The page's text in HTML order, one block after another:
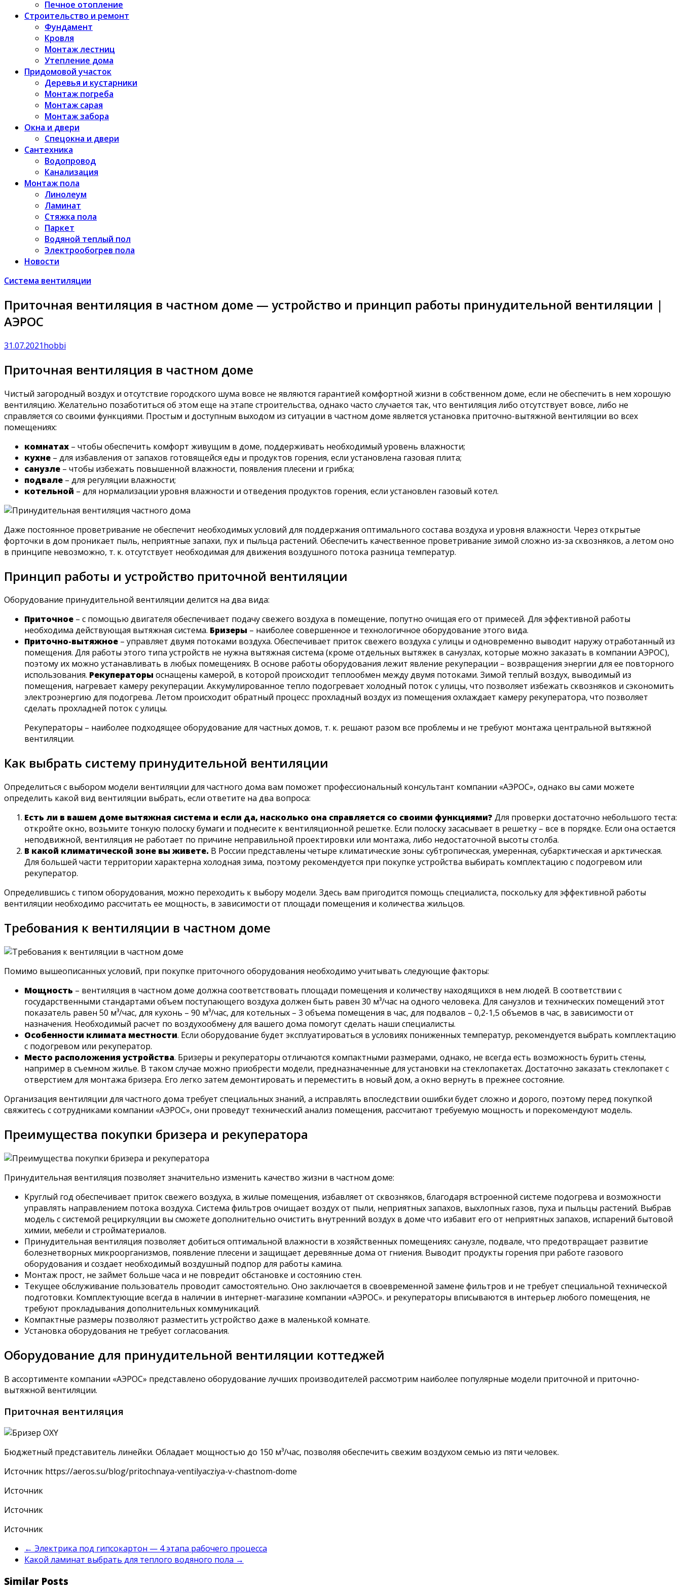
Печное отопление
Строительство и ремонт
Фундамент
Кровля
Монтаж лестниц
Утепление дома
Придомовой участок
Деревья и кустарники
Монтаж погреба
Монтаж сарая
Монтаж забора
Окна и двери
Спецокна и двери
Сантехника
Водопровод
Канализация
Монтаж пола
Линолеум
Ламинат
Стяжка пола
Паркет
Водяной теплый пол
Электрообогрев пола
Новости
Система вентиляции
Приточная вентиляция в частном доме — устройство и принцип работы принудительной вентиляции |
АЭРОС
31.07.2021hobbi
Приточная вентиляция в частном доме
Чистый загородный воздух и отсутствие городского шума вовсе не являются гарантией комфортной жизни в собственном доме, если не обеспечить в нем хорошую
вентиляцию. Желательно позаботиться об этом еще на этапе строительства, однако часто случается так, что вентиляция либо отсутствует вовсе, либо не
справляется со своими функциями. Простым и доступным выходом из ситуации в частном доме является установка приточно-вытяжной вентиляции во всех
помещениях:
комнатах – чтобы обеспечить комфорт живущим в доме, поддерживать необходимый уровень влажности;
кухне – для избавления от запахов готовящейся еды и продуктов горения, если установлена газовая плита;
санузле – чтобы избежать повышенной влажности, появления плесени и грибка;
подвале – для регуляции влажности;
котельной – для нормализации уровня влажности и отведения продуктов горения, если установлен газовый котел.
Даже постоянное проветривание не обеспечит необходимых условий для поддержания оптимального состава воздуха и уровня влажности. Через открытые
форточки в дом проникает пыль, неприятные запахи, пух и пыльца растений. Обеспечить качественное проветривание зимой сложно из-за сквозняков, а летом оно
в принципе невозможно, т. к. отсутствует необходимая для движения воздушного потока разница температур.
Принцип работы и устройство приточной вентиляции
Оборудование принудительной вентиляции делится на два вида:
Приточное – с помощью двигателя обеспечивает подачу свежего воздуха в помещение, попутно очищая его от примесей. Для эффективной работы
необходима действующая вытяжная система. Бризеры – наиболее совершенное и технологичное оборудование этого вида.
Приточно-вытяжное – управляет двумя потоками воздуха. Обеспечивает приток свежего воздуха с улицы и одновременно выводит наружу отработанный из
помещения. Для работы этого типа устройств не нужна вытяжная система (кроме отдельных вытяжек в санузлах, которые можно заказать в компании АЭРОС),
поэтому их можно устанавливать в любых помещениях. В основе работы оборудования лежит явление рекуперации – возвращения энергии для ее повторного
использования. Рекуператоры оснащены камерой, в которой происходит теплообмен между двумя потоками. Зимой теплый воздух, выводимый из
помещения, нагревает камеру рекуперации. Аккумулированное тепло подогревает холодный поток с улицы, что позволяет избежать сквозняков и сэкономить
электроэнергию для подогрева. Летом происходит обратный процесс: прохладный воздух из помещения охлаждает камеру рекуператора, что позволяет
сделать прохладней поток с улицы.
Рекуператоры – наиболее подходящее оборудование для частных домов, т. к. решают разом все проблемы и не требуют монтажа центральной вытяжной
вентиляции.
Как выбрать систему принудительной вентиляции
Определиться с выбором модели вентиляции для частного дома вам поможет профессиональный консультант компании «АЭРОС», однако вы сами можете
определить какой вид вентиляции выбрать, если ответите на два вопроса:
Есть ли в вашем доме вытяжная система и если да, насколько она справляется со своими функциями? Для проверки достаточно небольшого теста:
откройте окно, возьмите тонкую полоску бумаги и поднесите к вентиляционной решетке. Если полоску засасывает в решетку – все в порядке. Если она остается
неподвижной, вентиляция не работает по причине неправильной проектировки или монтажа, либо недостаточной высоты столба.
В какой климатической зоне вы живете. В России представлены четыре климатические зоны: субтропическая, умеренная, субарктическая и арктическая.
Для большей части территории характерна холодная зима, поэтому рекомендуется при покупке устройства выбирать комплектацию с подогревом или
рекуператор.
Определившись с типом оборудования, можно переходить к выбору модели. Здесь вам пригодится помощь специалиста, поскольку для эффективной работы
вентиляции необходимо рассчитать ее мощность, в зависимости от площади помещения и количества жильцов.
Требования к вентиляции в частном доме
Помимо вышеописанных условий, при покупке приточного оборудования необходимо учитывать следующие факторы:
Мощность – вентиляция в частном доме должна соответствовать площади помещения и количеству находящихся в нем людей. В соответствии с
государственными стандартами объем поступающего воздуха должен быть равен 30 м³/час на одного человека. Для санузлов и технических помещений этот
показатель равен 50 м³/час, для кухонь – 90 м³/час, для котельных – 3 объема помещения в час, для подвалов – 0,2-1,5 объемов в час, в зависимости от
назначения. Необходимый расчет по воздухообмену для вашего дома помогут сделать наши специалисты.
Особенности климата местности. Если оборудование будет эксплуатироваться в условиях пониженных температур, рекомендуется выбрать комплектацию
с подогревом или рекуператор.
Место расположения устройства. Бризеры и рекуператоры отличаются компактными размерами, однако, не всегда есть возможность бурить стены,
например в съемном жилье. В таком случае можно приобрести модели, предназначенные для установки на стеклопакетах. Достаточно заказать стеклопакет с
отверстием для монтажа бризера. Его легко затем демонтировать и переместить в новый дом, а окно вернуть в прежнее состояние.
Организация вентиляции для частного дома требует специальных знаний, а исправлять впоследствии ошибки будет сложно и дорого, поэтому перед покупкой
свяжитесь с сотрудниками компании «АЭРОС», они проведут технический анализ помещения, рассчитают требуемую мощность и порекомендуют модель.
Преимущества покупки бризера и рекуператора
Принудительная вентиляция позволяет значительно изменить качество жизни в частном доме:
Круглый год обеспечивает приток свежего воздуха, в жилые помещения, избавляет от сквозняков, благодаря встроенной системе подогрева и возможности
управлять направлением потока воздуха. Система фильтров очищает воздух от пыли, неприятных запахов, выхлопных газов, пуха и пыльцы растений. Выбрав
модель с системой рециркуляции вы сможете дополнительно очистить внутренний воздух в доме что избавит его от неприятных запахов, испарений бытовой
химии, мебели и стройматериалов.
Принудительная вентиляция позволяет добиться оптимальной влажности в хозяйственных помещениях: санузле, подвале, что предотвращает развитие
болезнетворных микроорганизмов, появление плесени и защищает деревянные дома от гниения. Выводит продукты горения при работе газового
оборудования и создает необходимый воздушный подпор для работы камина.
Монтаж прост, не займет больше часа и не повредит обстановке и состоянию стен.
Текущее обслуживание пользователь проводит самостоятельно. Оно заключается в своевременной замене фильтров и не требует специальной технической
подготовки. Комплектующие всегда в наличии в интернет-магазине компании «АЭРОС». и рекуператоры вписываются в интерьер любого помещения, не
требуют прокладывания дополнительных коммуникаций.
Компактные размеры позволяют разместить устройство даже в маленькой комнате.
Установка оборудования не требует согласования.
Оборудование для принудительной вентиляции коттеджей
В ассортименте компании «АЭРОС» представлено оборудование лучших производителей рассмотрим наиболее популярные модели приточной и приточно-
вытяжной вентиляции.
Приточная вентиляция
Бюджетный представитель линейки. Обладает мощностью до 150 м³/час, позволяя обеспечить свежим воздухом семью из пяти человек.
Источник https://aeros.su/blog/pritochnaya-ventilyacziya-v-chastnom-dome
Источник
Источник
Источник
← Электрика под гипсокартон — 4 этапа рабочего процесса
Какой ламинат выбрать для теплого водяного пола →
Similar Posts